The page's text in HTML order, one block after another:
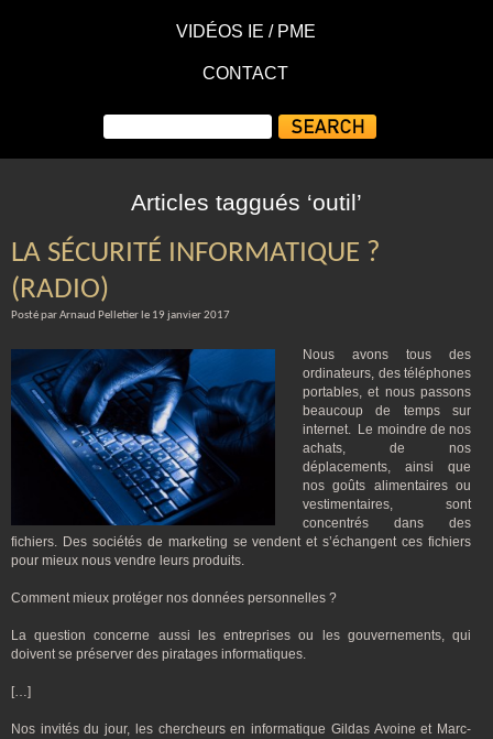
VIDÉOS IE / PME
CONTACT
Articles taggués ‘outil’
LA SÉCURITÉ INFORMATIQUE ?
(RADIO)
Posté par Arnaud Pelletier le 19 janvier 2017
Nous avons tous des
ordinateurs, des téléphones
portables, et nous passons
beaucoup de temps sur
internet. Le moindre de nos
achats, de nos
déplacements, ainsi que
nos goûts alimentaires ou
vestimentaires, sont
concentrés dans des
fichiers. Des sociétés de marketing se vendent et s’échangent ces fichiers
pour mieux nous vendre leurs produits.
Comment mieux protéger nos données personnelles ?
La question concerne aussi les entreprises ou les gouvernements, qui
doivent se préserver des piratages informatiques.
[…]
Nos invités du jour, les chercheurs en informatique Gildas Avoine et Marc-